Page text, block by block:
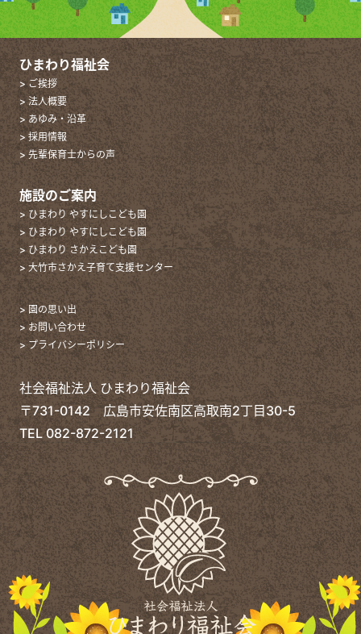
ひまわり福祉会
> ご挨拶
> 法人概要
> あゆみ・沿革
> 採用情報
> 先輩保育士からの声
施設のご案内
> ひまわり やすにしこども園
> ひまわり やすにしこども園
> ひまわり さかえこども園
> 大竹市さかえ子育て支援センター
> 園の思い出
> お問い合わせ
> プライバシーポリシー
社会福祉法人 ひまわり福祉会
〒731-0142 広島市安佐南区高取南2丁目30-5
TEL 082-872-2121